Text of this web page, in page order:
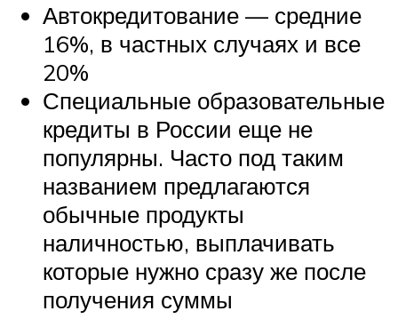
Автокредитование — средние
16%, в частных случаях и все
20%
Специальные образовательные
кредиты в России еще не
популярны. Часто под таким
названием предлагаются
обычные продукты
наличностью, выплачивать
которые нужно сразу же после
получения суммы